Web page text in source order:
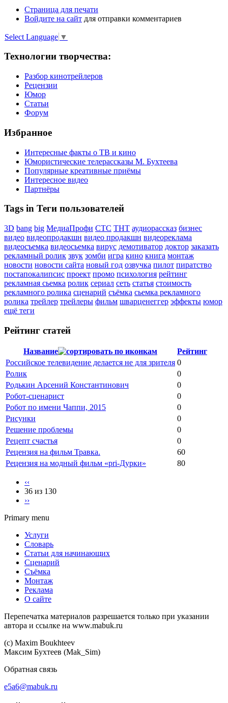
Страница для печати
Войдите на сайт для отправки комментариев
Select Language ▼
Технологии творчества:
Разбор кинотрейлеров
Рецензии
Юмор
Статьи
Форум
Избранное
Интересные факты о ТВ и кино
Юмористические телерассказы М. Бухтеева
Популярные креативные приёмы
Интересное видео
Партнёры
Tags in Теги пользователей
3D bang big МедиаПрофи СТС ТНТ аудиорассказ бизнес
видео видеопродакшн видео продакшн видеореклама
видеосъемка видеосьемка вирус демотиватор доктор заказать
рекламный ролик звук зомби игра кино книга монтаж
новости новости сайта новый год озвучка пилот пиратство
постапокалипсис проект промо психология рейтинг
рекламная сьемка ролик сериал сеть статья стоимость
рекламного ролика сценарий съёмка сьемка рекламного
ролика трейлер трейлеры фильм шварценеггер эффекты юмор
ещё теги
Рейтинг статей
Название
Рейтинг
Российское телевидение делается не для зрителя 0
Ролик
0
Родькин Арсений Константинович
0
Робот-сценарист
0
Робот по имени Чаппи, 2015
0
Рисунки
0
Решение проблемы
0
Рецепт счастья
0
Рецензия на фильм Травка.
60
Рецензия на модный фильм «pri-Дурки»
80
‹‹
36 из 130
››
Primary menu
Услуги
Словарь
Статьи для начинающих
Сценарий
Съёмка
Монтаж
Реклама
О сайте
Перепечатка материалов разрешается только при указании
автора и ссылке на www.mabuk.ru
(c) Maхim Boukhteev
Максим Бухтеев (Mak_Sim)
Обратная связь
e5a6@mabuk.ru